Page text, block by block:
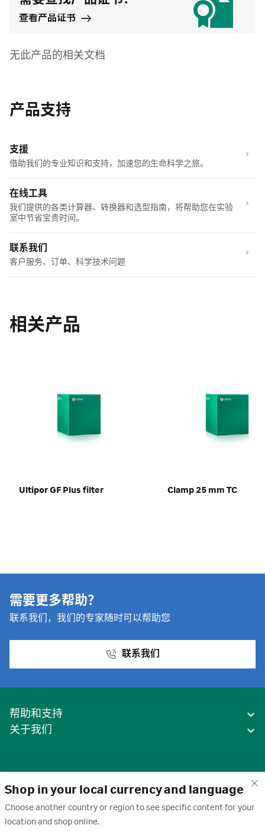
Shop in your local currency and language
Choose another country or region to see specific content for your
location and shop online.
查看产品证书
无此产品的相关文档
产品支持
支援
借助我们的专业知识和支持，加速您的生命科学之旅。
在线工具
我们提供的各类计算器、转换器和选型指南，将帮助您在实验
室中节省宝贵时间。
联系我们
客户服务、订单、科学技术问题
相关产品
Ultipor GF Plus filter Clamp 25 mm TC
需要更多帮助？
联系我们，我们的专家随时可以帮助您
联系我们
帮助和支持
关于我们
中国